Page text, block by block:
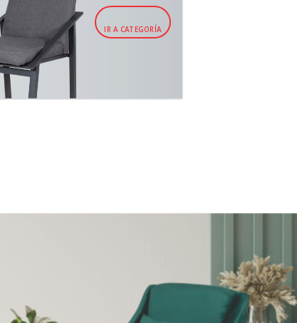
IR A CATEGORÍA